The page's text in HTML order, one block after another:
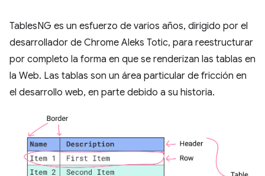
TablesNG es un esfuerzo de varios años, dirigido por el
desarrollador de Chrome Aleks Totic, para reestructurar
por completo la forma en que se renderizan las tablas en
la Web. Las tablas son un área particular de fricción en
el desarrollo web, en parte debido a su historia.